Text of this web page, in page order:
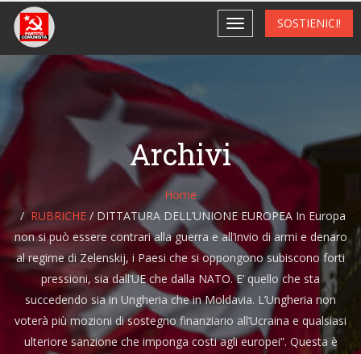
SOSTIENICI!
Archivi
Home
RUBRICHE /DITTATURA DELL’UNIONE EUROPEA In Europa
non si può essere contrari alla guerra e all’invio di armi e denaro
al regime di Zelenskij, i Paesi che si oppongono subiscono forti
pressioni, sia dall’UE che dalla NATO. E’ quello che sta
succedendo sia in Ungheria che in Moldavia. L’Ungheria non
voterà più mozioni di sostegno finanziario all’Ucraina e qualsiasi
ulteriore sanzione che imponga costi agli europei”. Questa è